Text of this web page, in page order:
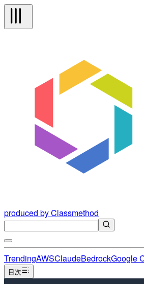
produced by Classmethod
TrendingAWSClaudeBedrockGoogle
目次